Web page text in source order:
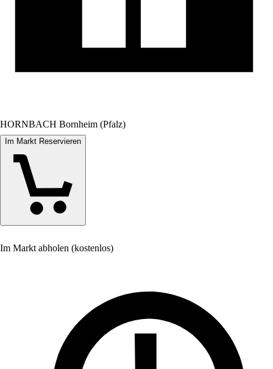
HORNBACH Bornheim (Pfalz)
Im Markt Reservieren
Im Markt abholen (kostenlos)